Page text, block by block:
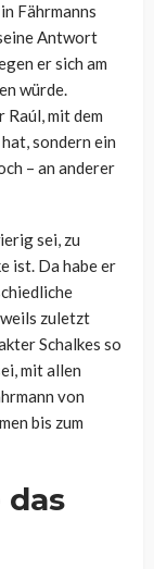
Fährmanns
Antwort
er sich am
würde.
mit dem
sondern ein
– an anderer
sei, zu
ist. Da habe er
zuletzt
Schalkes so
mit allen
von
bis zum
das